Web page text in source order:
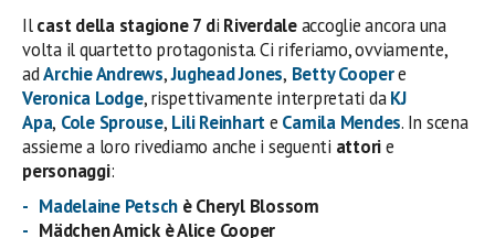
Ilcast della stagione 7 di Riverdaleaccoglie ancora una
volta il quartetto protagonista. Ci riferiamo, ovviamente,
adArchie Andrews,Jughead Jones, Betty Coopere
Veronica Lodge, rispettivamente interpretati daKJ
Apa, Cole Sprouse, Lili Reinharte Camila Mendes. In scena
assieme a loro rivediamo anche i seguenti attorie
personaggi:
Madelaine Petsch è Cheryl Blossom
Mädchen Amick è Alice Cooper